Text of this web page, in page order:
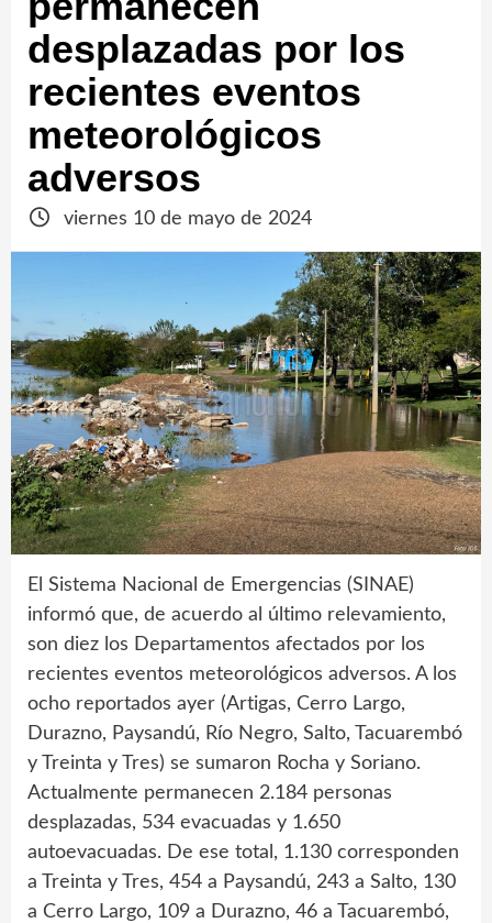
desplazadas por los
recientes eventos
meteorológicos
adversos
viernes 10 de mayo de 2024
El Sistema Nacional de Emergencias (SINAE)
informó que, de acuerdo al último relevamiento,
son diez los Departamentos afectados por los
recientes eventos meteorológicos adversos. A los
ocho reportados ayer (Artigas, Cerro Largo,
Durazno, Paysandú, Río Negro, Salto, Tacuarembó
y Treinta y Tres) se sumaron Rocha y Soriano.
Actualmente permanecen 2.184 personas
desplazadas, 534 evacuadas y 1.650
autoevacuadas. De ese total, 1.130 corresponden
a Treinta y Tres, 454 a Paysandú, 243 a Salto, 130
a Cerro Largo, 109 a Durazno, 46 a Tacuarembó,